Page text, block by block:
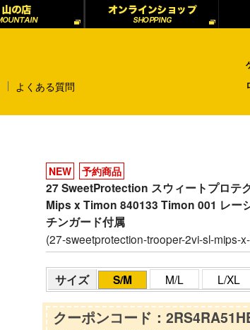
よくある質問
NEW 予約商品
27 SweetProtection スウィートプロテ
Mips x Timon 840133 Timon 001 レー
チンガード付属
(27-sweetprotection-trooper-2vi-sl-mips-
サイズ S/M M/L L/XL
クーポンコード：